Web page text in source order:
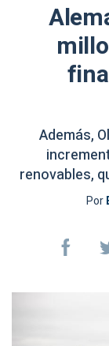
Además,
renovables,
Por